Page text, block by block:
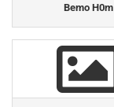
Bemo H0m